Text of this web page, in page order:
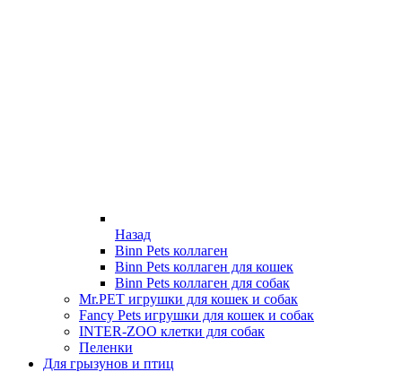
Назад
Binn Pets коллаген
Binn Pets коллаген для кошек
Binn Pets коллаген для собак
Mr.PET игрушки для кошек и собак
Fancy Pets игрушки для кошек и собак
INTER-ZOO клетки для собак
Пеленки
Для грызунов и птиц